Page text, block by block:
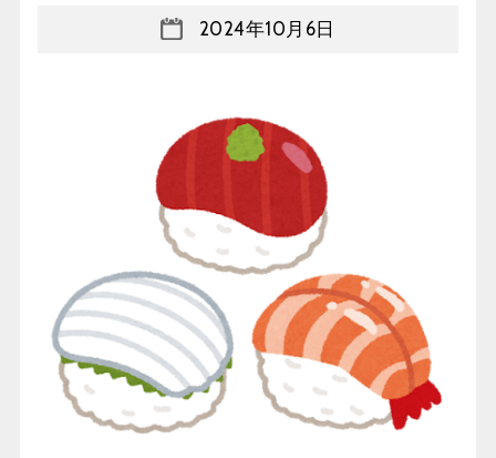
2024年10月6日